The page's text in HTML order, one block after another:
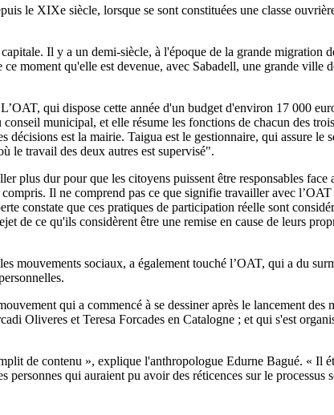
le XIXe siècle, lorsque se sont constituées une classe
Il y a un demi-siècle, à l'époque de la grande migration
moment qu'elle est devenue, avec Sabadell, une grande ville
qui dispose cette année d'un budget d'environ 17 000
municipal, et elle résume les fonctions de chacun des
est la mairie. Taigua est le gestionnaire, qui assure le
le travail des deux autres est supervisé".
plus dur pour que les citoyens puissent être responsables
Il ne comprend pas ce que signifie travailler avec
constate que ces pratiques de participation réelle sont
de ce qu'ils considèrent être une remise en cause de leurs
mouvements sociaux, a également touché l’OAT, qui a du
qui a commencé à se dessiner après le lancement des
Oliveres et Teresa Forcades en Catalogne ; et qui s'est
de contenu », explique l'anthropologue Edurne Bagué. « Il
qui auraient pu avoir des réticences sur le processus